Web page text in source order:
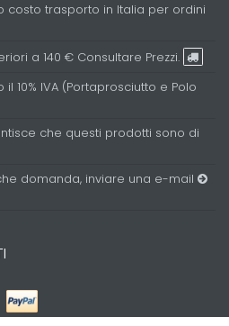
costo trasporto in Italia per ordini
a 140 € Consultare Prezzi.
10% IVA (Portaprosciutto e Polo
che questi prodotti sono di
domanda, inviare una e-mail